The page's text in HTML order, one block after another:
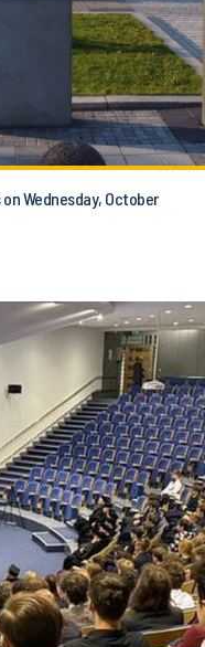
Wednesday, October